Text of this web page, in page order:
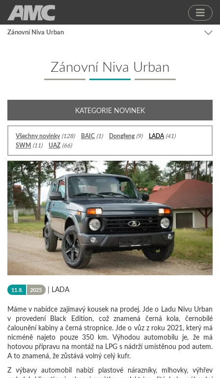
Zánovní Niva Urban
Zánovní Niva Urban
11.8. 2025 | LADA
Máme v nabídce zajímavý kousek na prodej. Jde o Ladu Nivu Urban
v provedení Black Edition, což znamená černá kola, černobílé
čalounění kabiny a černá stropnice. Jde o vůz z roku 2021, který má
nicméně najeto pouze 350 km. Výhodou automobilu je, že má
hotovou přípravu na montáž na LPG s nádrží umístěnou pod autem.
A to znamená, že zůstává volný celý kufr.
Z výbavy automobil nabízí plastové nárazníky, mlhovky, výhřev
KATEGORIE NOVINEK
Všechny novinky (128) BAIC (1) Dongfeng (9) LADA (41)
SWM (11) UAZ (66)